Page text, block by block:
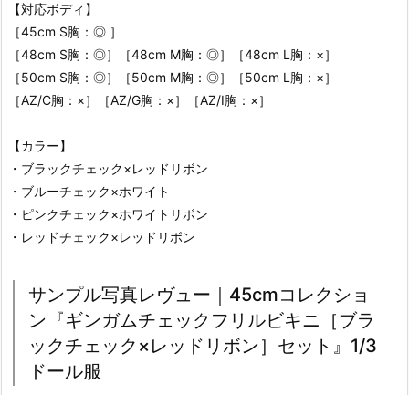
【対応ボディ】
［45cm S胸：◎ ］
［48cm S胸：◎］［48cm M胸：◎］［48cm L胸：×］
［50cm S胸：◎］［50cm M胸：◎］［50cm L胸：×］
［AZ/C胸：×］［AZ/G胸：×］［AZ/I胸：×］
【カラー】
・ブラックチェック×レッドリボン
・ブルーチェック×ホワイト
・ピンクチェック×ホワイトリボン
・レッドチェック×レッドリボン
サンプル写真レヴュー｜45cmコレクショ
ン『ギンガムチェックフリルビキニ［ブラ
ックチェック×レッドリボン］セット』1/3
ドール服